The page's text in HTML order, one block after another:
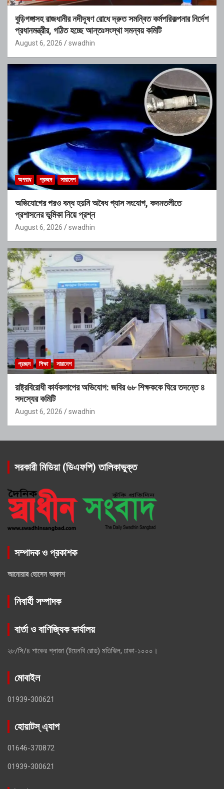
বুড়িগঙ্গাসহ রাজধানীর নদীদূষণ রোধে দ্রুত সমন্বিত কর্মপরিকল্পনার নির্দেশ
প্রধানমন্ত্রীর, গঠিত হচ্ছে আন্তঃসংস্থা সমন্বয় কমিটি
August 6, 2026 swadhin
অপরাধ প্রচ্ছদ সারাদেশ
অভিযোগের পরও বন্ধ হয়নি অবৈধ গ্যাস সংযোগ, কদমতলীতে
প্রশাসনের ভূমিকা নিয়ে প্রশ্ন
August 6, 2026 swadhin
প্রচ্ছদ শিক্ষা সারাদেশ
রাষ্ট্রবিরোধী কার্যকলাপের অভিযোগ: জবির ৬৮ শিক্ষককে ঘিরে তদন্তে ৪
সদস্যের কমিটি
August 6, 2026 swadhin
সরকারী মিডিয়া (ডিএফপি) তালিকাভুক্ত
সম্পাদক ও প্রকাশক
আনোয়ার হোসেন আকাশ
নিবার্হী সম্পাদক
বার্তা ও বাণিজ্যিক কার্যালয়
২৮/সি/৪ শাকের প্লাজা (টয়েনবি রোড) মতিঝিল, ঢাকা-১০০০।
মোবাইল
01939-300621
হোয়াটস্ এ্যাপ
01646-370872
01939-300621